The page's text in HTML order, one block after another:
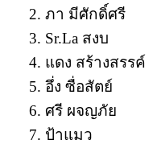
ภา มีศักดิ์ศรี
Sr.La สงบ
แดง สร้างสรรค์
อึ่ง ซื่อสัตย์
ศรี ผจญภัย
ป้าแมว